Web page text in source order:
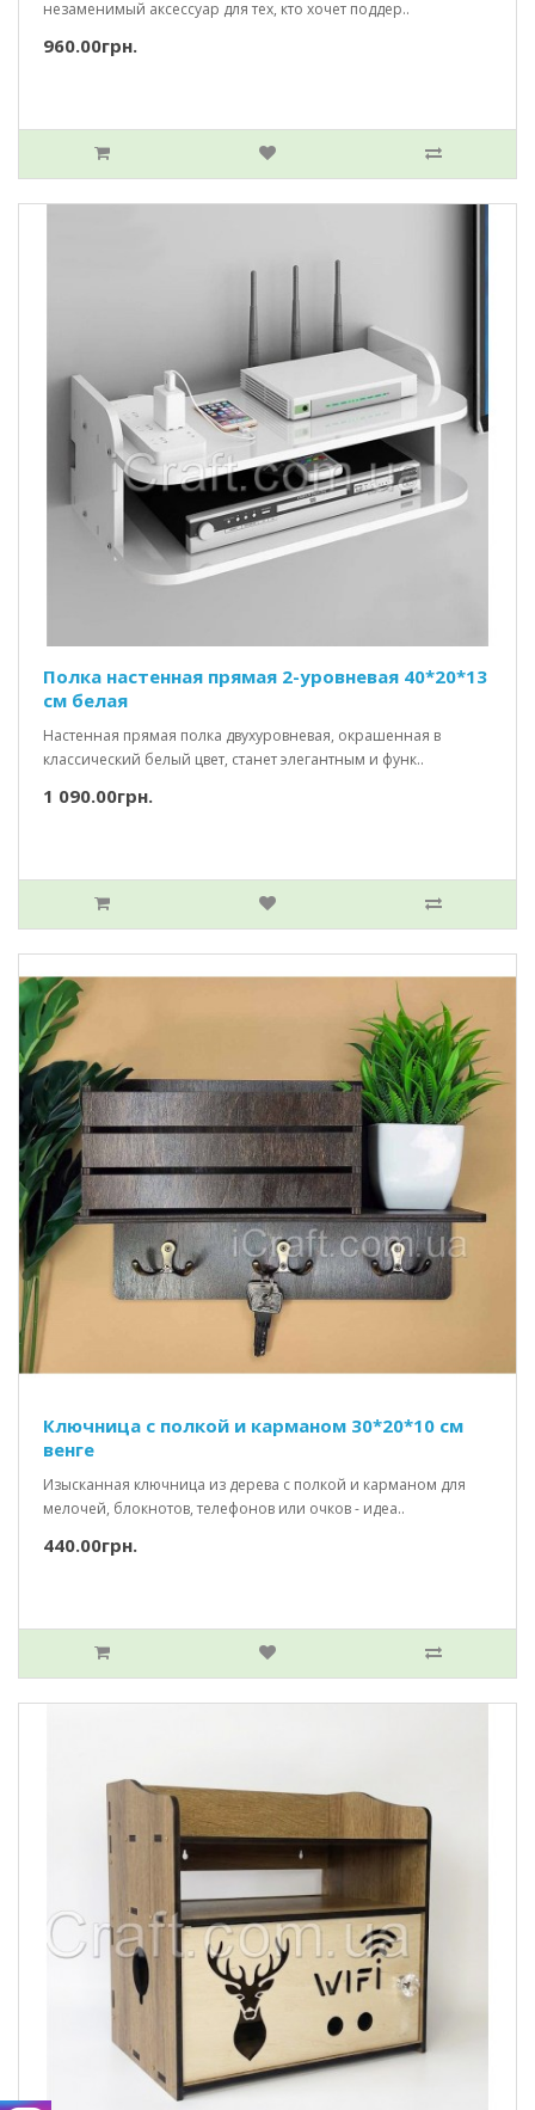
незаменимый аксессуар для тех, кто хочет поддер..
960.00грн.
Полка настенная прямая 2-уровневая 40*20*13
см белая
Настенная прямая полка двухуровневая, окрашенная в
классический белый цвет, станет элегантным и функ..
1 090.00грн.
Ключница с полкой и карманом 30*20*10 см
венге
Изысканная ключница из дерева с полкой и карманом для
мелочей, блокнотов, телефонов или очков - идеа..
440.00грн.